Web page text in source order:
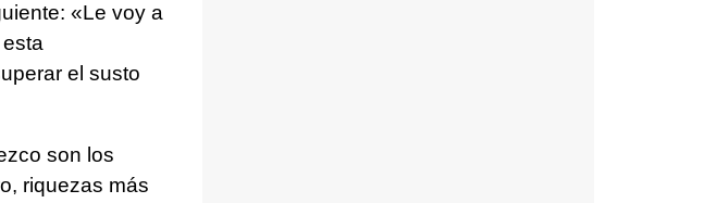
«Le voy a
el susto
son los
riquezas más